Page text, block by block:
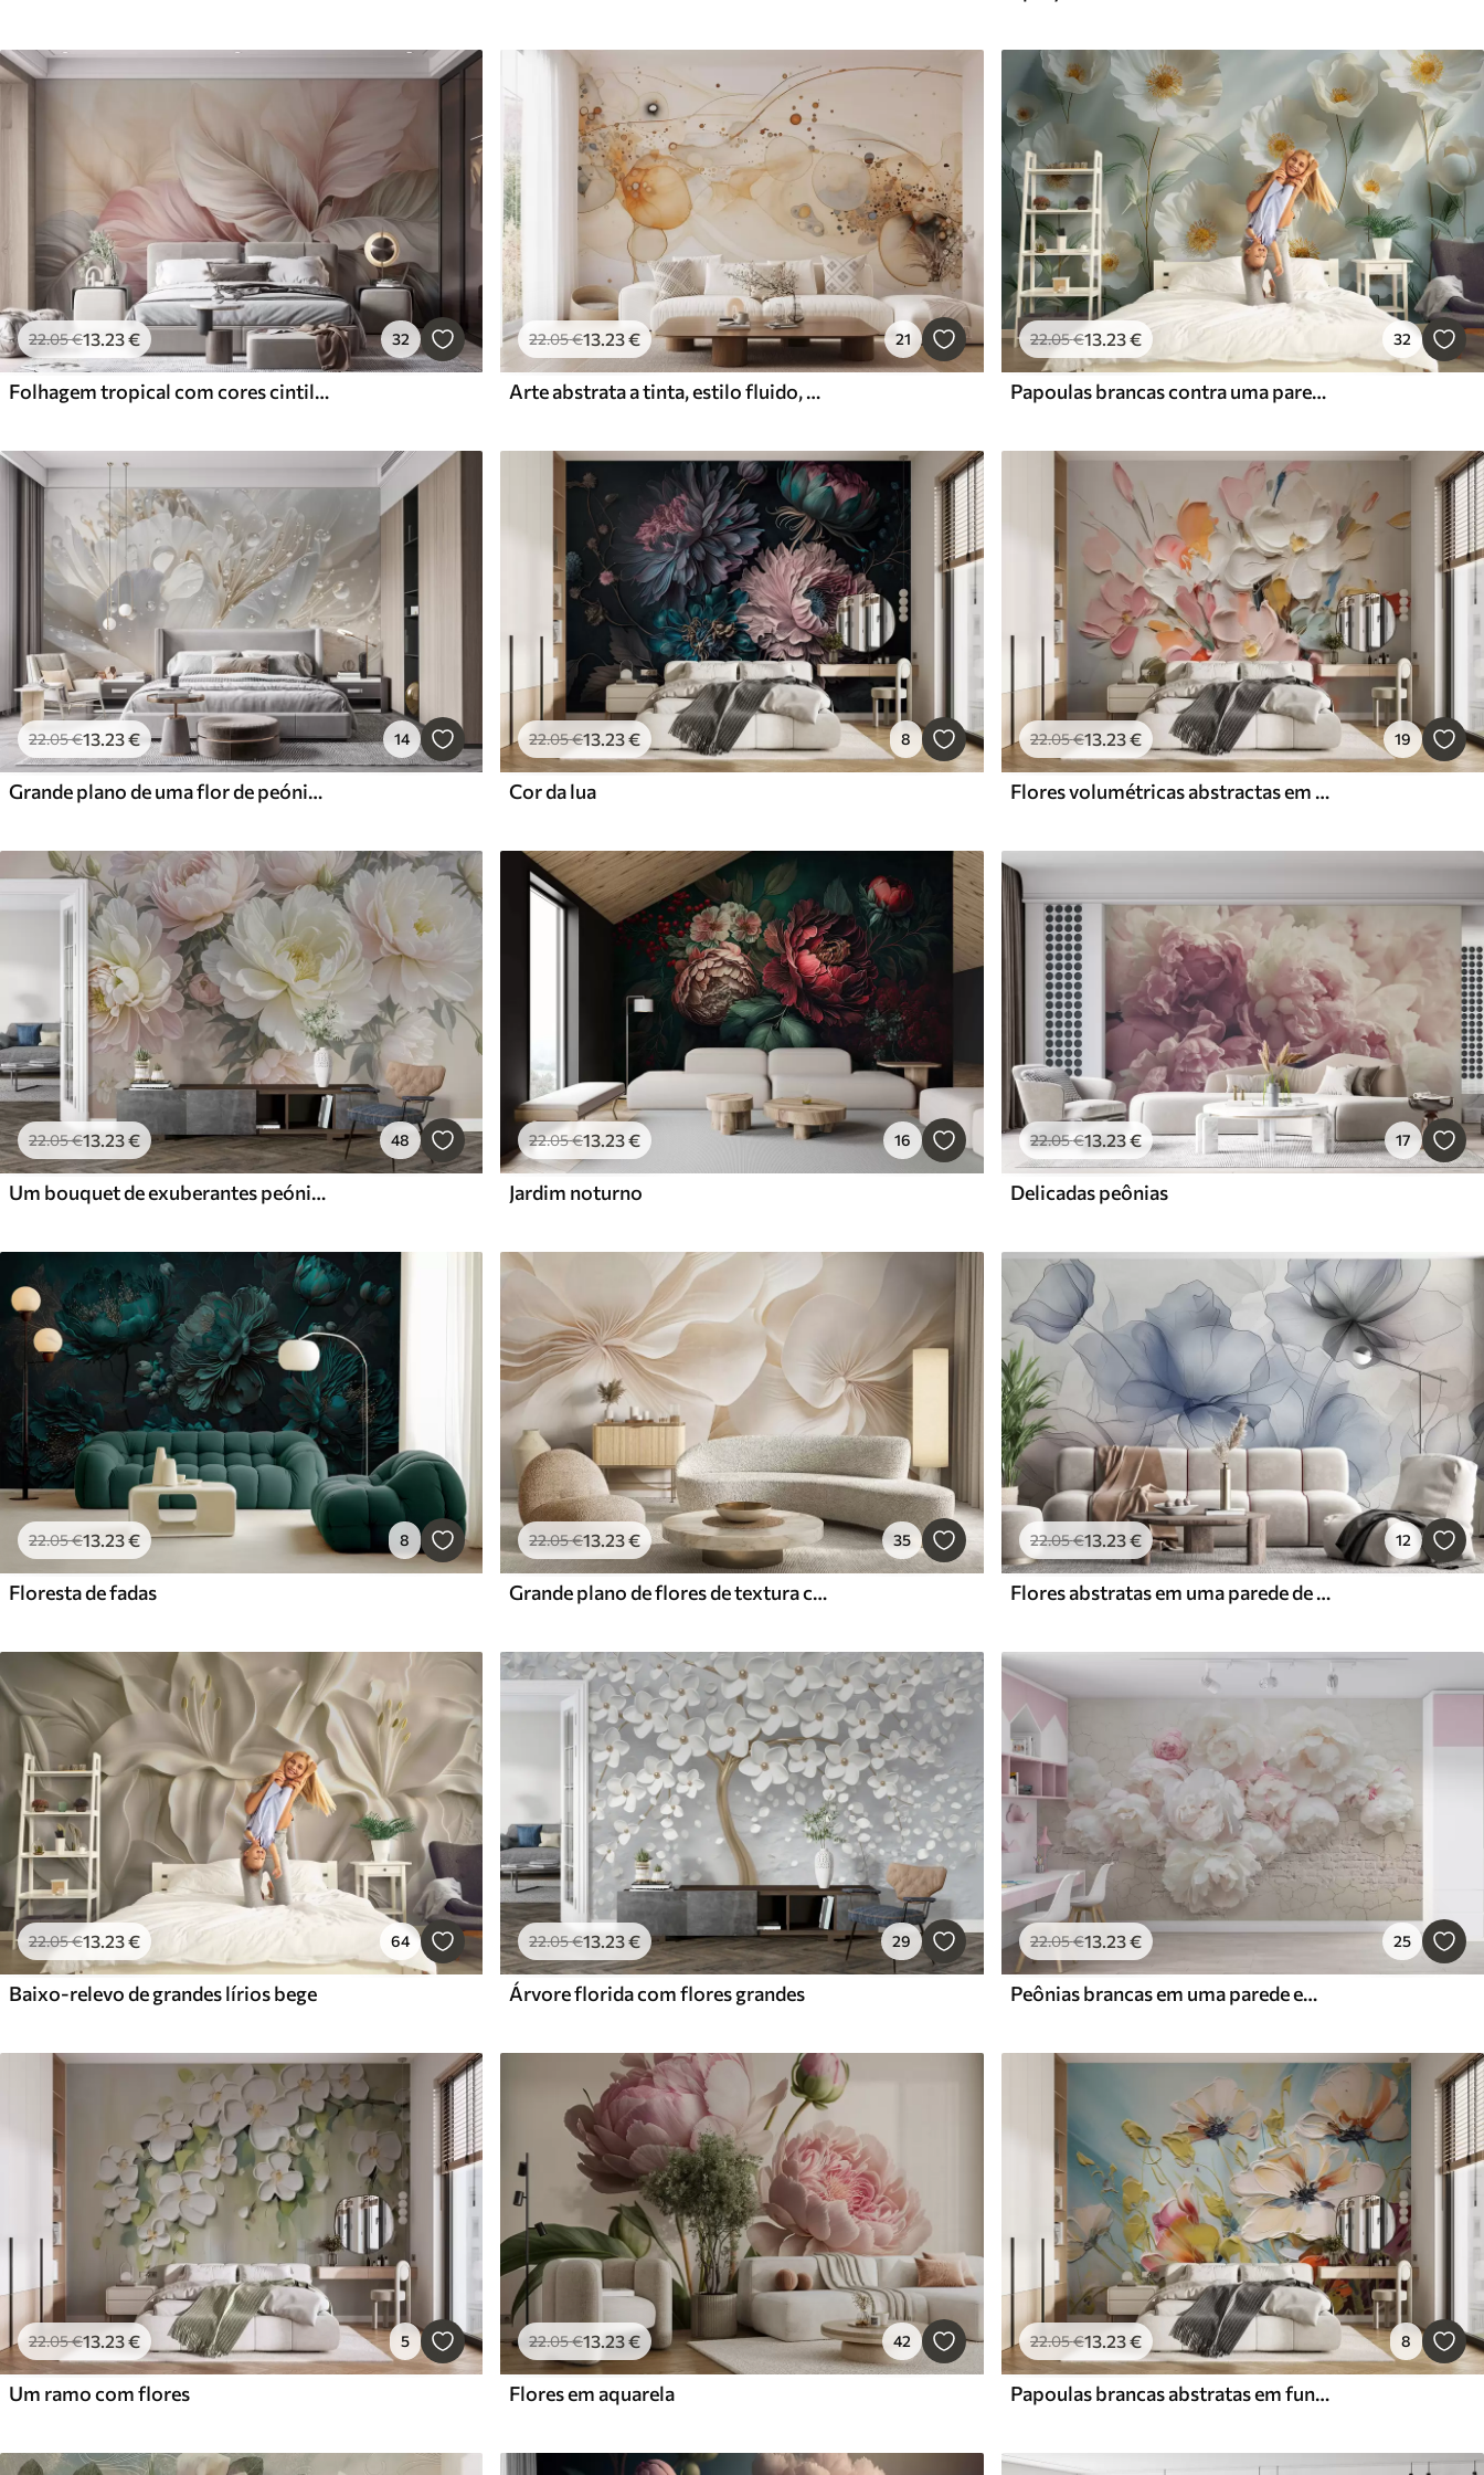
22.05€13 .23€ 32
Folhagem tropical com cores cintilantes
22.05€13 .23€ 21
Arte abstrata a tinta, estilo fluido, paleta de cores bege
22.05€13.23€ 32
Papoulas brancas contra uma parede com luz solar e efeito 3D
22.05€13.23€ 14
Grande plano de uma flor de peónia branca com pétalas delicadas e gotas de água
22.05€13.23€ 8
Cor da lua
22.05€13.23€ 19
Flores volumétricas abstractas em estilo de pintura a óleo
22.05€13 .23€ 48
Um bouquet de exuberantes peónias de cor pastel e outras flores num fundo suave e desfocado
22.05€13 .23€ 16
Jardim noturno
22.05€13.23€ 17
Delicadas peônias
22.05€13.23€ 8
Floresta de fadas
22.05€13.23€ 35
Grande plano de flores de textura cremosa com pétalas delicadas e fluidas, criando um arranjo floral suave, elegante e texturado
22.05€13.23€ 12
Flores abstratas em uma parede de concreto
22.05€13.23€ 64
Baixo-relevo de grandes lírios bege
22.05€13.23€ 29
Árvore florida com flores grandes
22.05€13.23€ 25
Peônias brancas em uma parede em ruínas
22.05€13.23€ 5
Um ramo com flores
22.05€13.23€ 42
Flores em aquarela
22.05€13.23€ 8
Papoulas brancas abstratas em fundo azul, imitação de pinceladas